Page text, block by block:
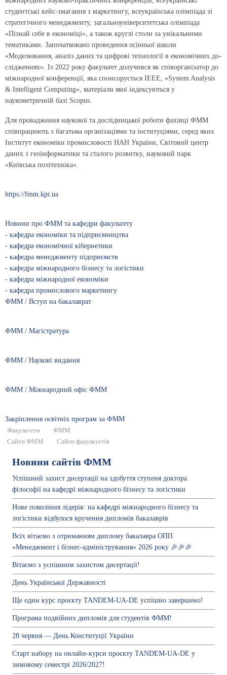
студентські кейс-змагання з маркетингу, всеукраїнська олімпіада зі
стратегічного менеджменту, загальноуніверситетська олімпіада
«Пізнай себе в економіці», а також круглі столи за унікальними
тематиками. Започатковано проведення осінньої школи
«Моделювання, аналіз даних та цифрові технології в економічних до-
слідженнях». Із 2022 року факультет долучився як співорганізатор до
міжнародної конференції, яка спонсорується ІЕЕЕ, «System Analysis
& Intelligent Computing», матеріали якої індексуються у
наукометричній базі Scopus.
Для провадження наукової та дослідницької роботи фахівці ФММ
співпрацюють з багатьма організаціями та інституціями, серед яких
Інститут економіки промисловості НАН України, Світовий центр
даних з геоінформатики та сталого розвитку, науковий парк
«Київська політехніка».
https://fmm.kpi.ua
Новини про ФММ та кафедри факультету
- кафедра економіки та підприємництва
- кафедра економічної кібернетики
- кафедра менеджменту підприємств
- кафедра міжнародного бізнесу та логістики
- кафедра міжнародної економіки
- кафедра промислового маркетингу
ФММ / Вступ на бакалаврат
ФММ / Магістратура
ФММ / Наукові видання
ФММ / Міжнародний офіс ФММ
Закріплення освітніх програм за ФММ
Факультети
ФММ
Сайти ФММ
Сайти факультетів
Новини сайтів ФММ
Успішний захист дисертації на здобуття ступеня доктора
філософії на кафедрі міжнародного бізнесу та логістики
Нове покоління лідерів: на кафедрі міжнародного бізнесу та
логістики відбулося вручення дипломів бакалаврів
Всіх вітаємо з отриманням диплому бакалавра ОПП
«Менеджмент і бізнес-адміністрування» 2026 року 🎉🎉🎉
Вітаємо з успішним захистом дисертації!
День Української Державності
Ще один курс проєкту TANDEM-UA-DE успішно завершено!
Програма подвійних дипломів для студентів ФММ!
28 червня — День Конституції України
Старт набору на онлайн-курси проєкту TANDEM-UA-DE у
зимовому семестрі 2026/2027!